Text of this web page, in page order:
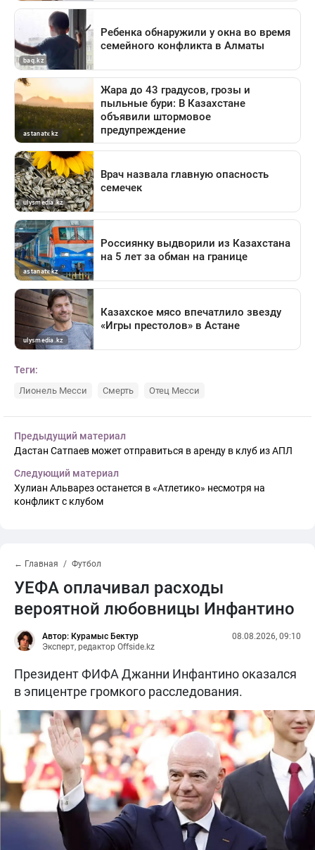
Теги:
Лионель Месси Смерть Отец Месси
Предыдущий материал
Дастан Сатпаев может отправиться в аренду в клуб из АПЛ
Следующий материал
Хулиан Альварез останется в «Атлетико» несмотря на
конфликт с клубом
← Главная Футбол
УЕФА оплачивал расходы
вероятной любовницы Инфантино
Автор: Курамыс Бектур
Эксперт, редактор Offside.kz
08.08.2026, 09:10
Президент ФИФА Джанни Инфантино оказался
в эпицентре громкого расследования.